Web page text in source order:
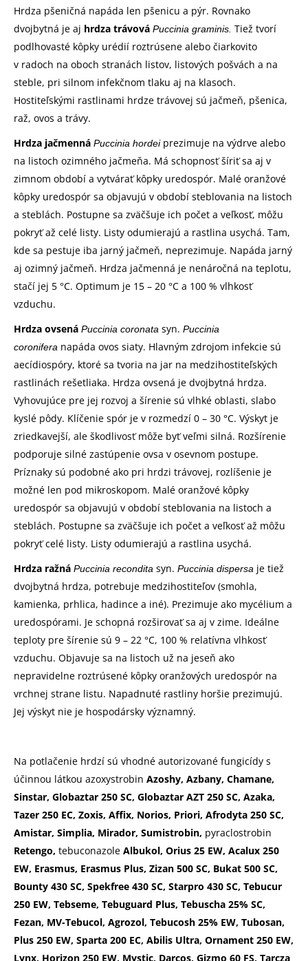
Hrdza pšeničná napáda len pšenicu a pýr. Rovnako
dvojbytná je aj hrdza trávová Puccinia graminis. Tiež tvorí
podlhovasté kôpky urédií roztrúsene alebo čiarkovito
v radoch na oboch stranách listov, listových pošvách a na
steble, pri silnom infekčnom tlaku aj na klasoch.
Hostiteľskými rastlinami hrdze trávovej sú jačmeň, pšenica,
raž, ovos a trávy.
Hrdza jačmenná Puccinia hordei prezimuje na výdrve alebo
na listoch ozimného jačmeňa. Má schopnosť šíriť sa aj v
zimnom období a vytvárať kôpky uredospór. Malé oranžové
kôpky uredospór sa objavujú v období steblovania na listoch
a steblách. Postupne sa zväčšuje ich počet a veľkosť, môžu
pokryť až celé listy. Listy odumierajú a rastlina usychá. Tam,
kde sa pestuje iba jarný jačmeň, neprezimuje. Napáda jarný
aj ozimný jačmeň. Hrdza jačmenná je nenáročná na teplotu,
stačí jej 5 °C. Optimum je 15 – 20 °C a 100 % vlhkosť
vzduchu.
Hrdza ovsená Puccinia coronata syn. Puccinia
coronifera napáda ovos siaty. Hlavným zdrojom infekcie sú
aecídiospóry, ktoré sa tvoria na jar na medzihostiteľských
rastlinách rešetliaka. Hrdza ovsená je dvojbytná hrdza.
Vyhovujúce pre jej rozvoj a šírenie sú vlhké oblasti, slabo
kyslé pôdy. Klíčenie spór je v rozmedzí 0 – 30 °C. Výskyt je
zriedkavejší, ale škodlivosť môže byť veľmi silná. Rozšírenie
podporuje silné zastúpenie ovsa v osevnom postupe.
Príznaky sú podobné ako pri hrdzi trávovej, rozlíšenie je
možné len pod mikroskopom. Malé oranžové kôpky
uredospór sa objavujú v období steblovania na listoch a
steblách. Postupne sa zväčšuje ich počet a veľkosť až môžu
pokryť celé listy. Listy odumierajú a rastlina usychá.
Hrdza ražná Puccinia recondita syn. Puccinia dispersa je tiež
dvojbytná hrdza, potrebuje medzihostiteľov (smohla,
kamienka, prhlica, hadince a iné). Prezimuje ako mycélium a
uredospórami. Je schopná rozširovať sa aj v zime. Ideálne
teploty pre šírenie sú 9 – 22 °C, 100 % relatívna vlhkosť
vzduchu. Objavuje sa na listoch už na jeseň ako
nepravidelne roztrúsené kôpky oranžových uredospór na
vrchnej strane listu. Napadnuté rastliny horšie prezimujú.
Jej výskyt nie je hospodársky významný.
Na potlačenie hrdzí sú vhodné autorizované fungicídy s
účinnou látkou azoxystrobin Azoshy, Azbany, Chamane,
Sinstar, Globaztar 250 SC, Globaztar AZT 250 SC, Azaka,
Tazer 250 EC, Zoxis, Affix, Norios, Priori, Afrodyta 250 SC,
Amistar, Simplia, Mirador, Sumistrobin, pyraclostrobin
Retengo, tebuconazole Albukol, Orius 25 EW, Acalux 250
EW, Erasmus, Erasmus Plus, Zizan 500 SC, Bukat 500 SC,
Bounty 430 SC, Spekfree 430 SC, Starpro 430 SC, Tebucur
250 EW, Tebseme, Tebuguard Plus, Tebuscha 25% SC,
Fezan, MV-Tebucol, Agrozol, Tebucosh 25% EW, Tubosan,
Plus 250 EW, Sparta 200 EC, Abilis Ultra, Ornament 250 EW,
Lynx, Horizon 250 EW, Mystic, Darcos, Gizmo 60 FS, Tarcza